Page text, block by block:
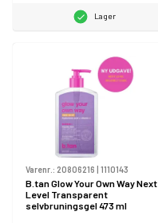
Lager
Varenr.: 20806216 | 1110143
B.tan Glow Your Own Way Next
Level Transparent
selvbruningsgel 473 ml